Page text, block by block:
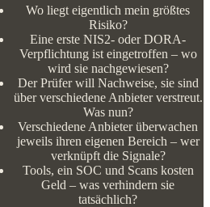
Wo liegt eigentlich mein
größtes Risiko?
Eine erste NIS2- oder DORA-
Verpflichtung ist eingetroffen –
wo wird sie nachgewiesen?
Der Prüfer will Nachweise, sie
sind über verschiedene
Anbieter verstreut. Was nun?
Verschiedene Anbieter
überwachen jeweils ihren
eigenen Bereich – wer
verknüpft die Signale?
Tools, ein SOC und Scans
kosten Geld – was verhindern